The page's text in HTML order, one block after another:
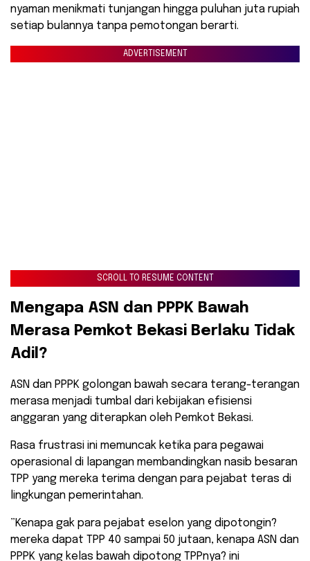
nyaman menikmati tunjangan hingga puluhan juta rupiah
setiap bulannya tanpa pemotongan berarti.
ADVERTISEMENT
SCROLL TO RESUME CONTENT
​Mengapa ASN dan PPPK Bawah
Merasa Pemkot Bekasi Berlaku Tidak
Adil?
​ASN dan PPPK golongan bawah secara terang-terangan
merasa menjadi tumbal dari kebijakan efisiensi
anggaran yang diterapkan oleh Pemkot Bekasi.
Rasa frustrasi ini memuncak ketika para pegawai
operasional di lapangan membandingkan nasib besaran
TPP yang mereka terima dengan para pejabat teras di
lingkungan pemerintahan.
​”Kenapa gak para pejabat eselon yang dipotongin?
mereka dapat TPP 40 sampai 50 jutaan, kenapa ASN dan
PPPK yang kelas bawah dipotong TPPnya? ini